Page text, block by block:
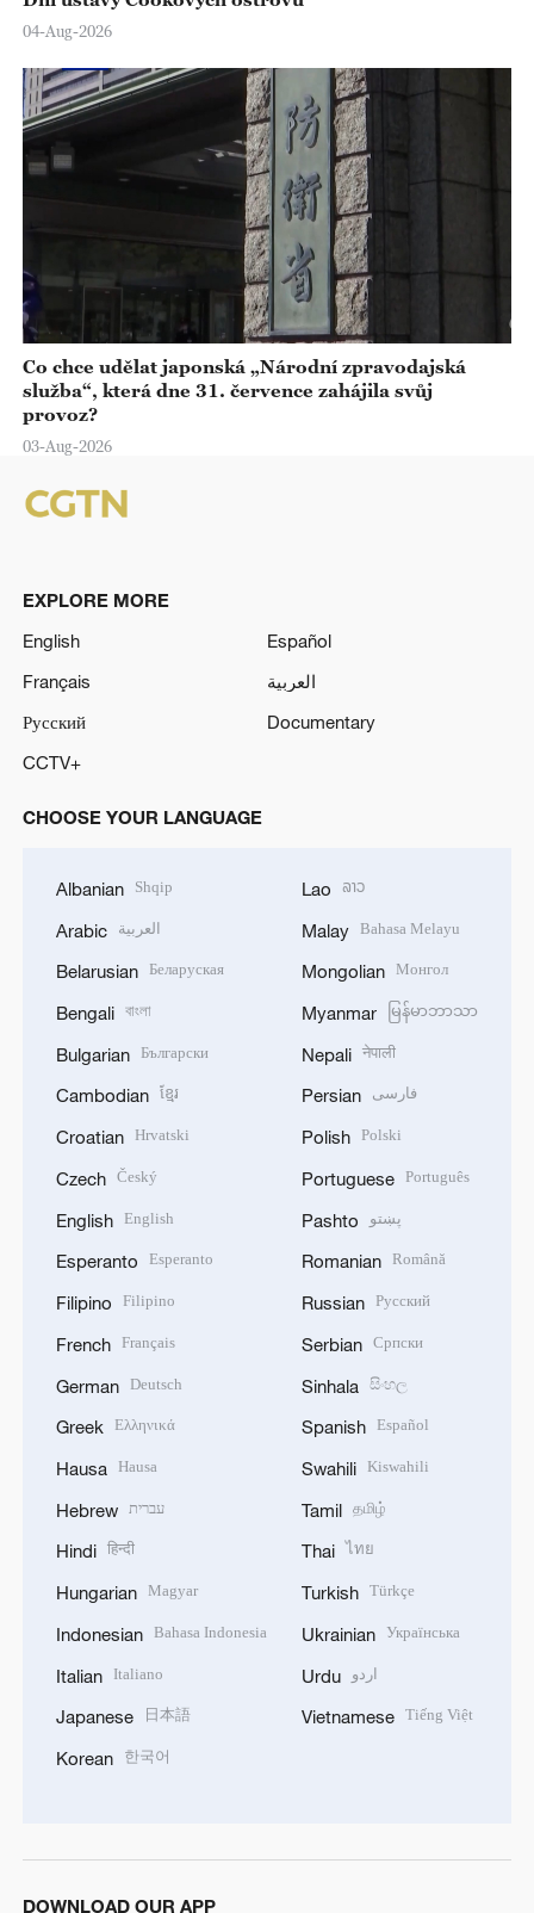
04-Aug-2026
Co chce udělat japonská „Národní zpravodajská
služba“, která dne 31. července zahájila svůj
provoz?
03-Aug-2026
EXPLORE MORE
English
Español
Français
العربية
Русский
Documentary
CCTV+
CHOOSE YOUR LANGUAGE
Albanian Shqip
Arabic العربية
Belarusian Беларуская
Bengali বাংলা
Bulgarian Български
Cambodian ខ្មែរ
Croatian Hrvatski
Czech Český
English English
Esperanto Esperanto
Filipino Filipino
French Français
German Deutsch
Greek Ελληνικά
Hausa Hausa
Hebrew עברית
Hindi हिन्दी
Hungarian Magyar
Indonesian Bahasa Indonesia
Italian Italiano
Japanese 日本語
Korean 한국어
Lao ລາວ
Malay Bahasa Melayu
Mongolian Монгол
Myanmar မြန်မာဘာသာ
Nepali नेपाली
Persian فارسی
Polish Polski
Portuguese Português
Pashto پښتو
Romanian Română
Russian Русский
Serbian Српски
Sinhala සිංහල
Spanish Español
Swahili Kiswahili
Tamil தமிழ்
Thai ไทย
Turkish Türkçe
Ukrainian Українська
Urdu اردو
Vietnamese Tiếng Việt
DOWNLOAD OUR APP